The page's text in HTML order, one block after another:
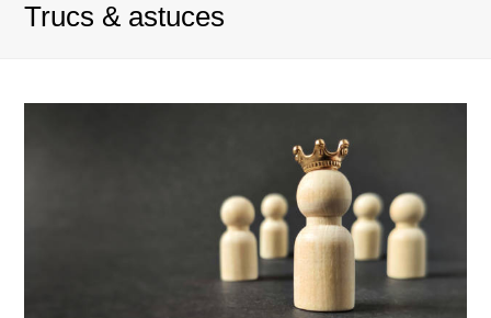
Trucs & astuces